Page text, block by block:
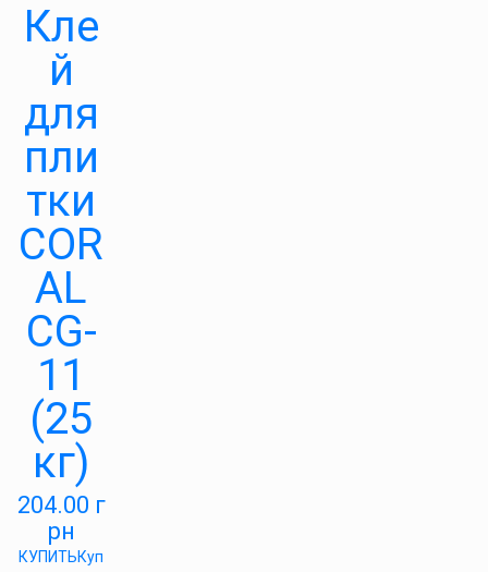
Кле
й
для
пли
тки
COR
AL
CG-
11
(25
кг)
204.00 г
рн
КУПИТЬКуп